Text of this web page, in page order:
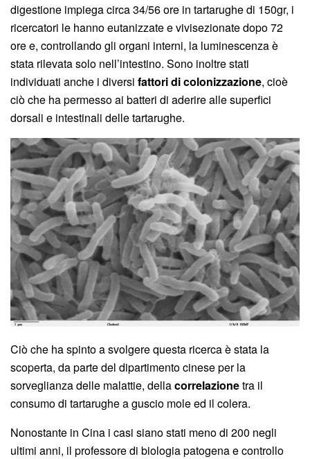
digestione impiega circa 34/56 ore in tartarughe di 150gr, i
ricercatori le hanno eutanizzate e vivisezionate dopo 72
ore e, controllando gli organi interni, la luminescenza è
stata rilevata solo nell’intestino. Sono inoltre stati
individuati anche i diversi fattori di colonizzazione, cioè
ciò che ha permesso ai batteri di aderire alle superfici
dorsali e intestinali delle tartarughe.
Ciò che ha spinto a svolgere questa ricerca è stata la
scoperta, da parte del dipartimento cinese per la
sorveglianza delle malattie, dellacorrelazionetra il
consumo di tartarughe a guscio mole ed il colera.
Nonostante in Cina i casi siano stati meno di 200 negli
ultimi anni, il professore di biologia patogena e controllo